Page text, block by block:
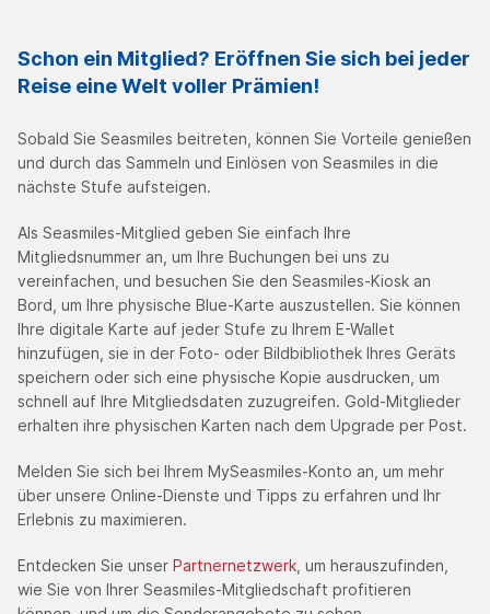
Schon ein Mitglied? Eröffnen Sie sich bei jeder
Reise eine Welt voller Prämien!
Sobald Sie Seasmiles beitreten, können Sie Vorteile genießen
und durch das Sammeln und Einlösen von Seasmiles in die
nächste Stufe aufsteigen.
Als Seasmiles-Mitglied geben Sie einfach Ihre
Mitgliedsnummer an, um Ihre Buchungen bei uns zu
vereinfachen, und besuchen Sie den Seasmiles-Kiosk an
Bord, um Ihre physische Blue-Karte auszustellen. Sie können
Ihre digitale Karte auf jeder Stufe zu Ihrem E-Wallet
hinzufügen, sie in der Foto- oder Bildbibliothek Ihres Geräts
speichern oder sich eine physische Kopie ausdrucken, um
schnell auf Ihre Mitgliedsdaten zuzugreifen. Gold-Mitglieder
erhalten ihre physischen Karten nach dem Upgrade per Post.
Melden Sie sich bei Ihrem MySeasmiles-Konto an, um mehr
über unsere Online-Dienste und Tipps zu erfahren und Ihr
Erlebnis zu maximieren.
Entdecken Sie unser Partnernetzwerk, um herauszufinden,
wie Sie von Ihrer Seasmiles-Mitgliedschaft profitieren